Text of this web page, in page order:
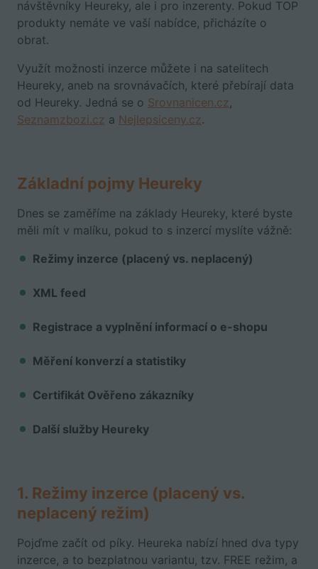
návštěvníky Heureky, ale i pro inzerenty. Pokud TOP
produkty nemáte ve vaší nabídce, přicházíte o
obrat.
Využít možnosti inzerce můžete i na satelitech
Heureky, aneb na srovnávačích, které přebírají data
od Heureky. Jedná se o Srovnanicen.cz,
Seznamzbozi.cz a Nejlepsiceny.cz.
Základní pojmy Heureky
Dnes se zaměříme na základy Heureky, které byste
měli mít v malíku, pokud to s inzercí myslíte vážně:
Režimy inzerce (placený vs. neplacený)
XML feed
Registrace a vyplnění informací o e-shopu
Měření konverzí a statistiky
Certifikát Ověřeno zákazníky
Další služby Heureky
1. Režimy inzerce (placený vs.
neplacený režim)
Pojďme začít od píky. Heureka nabízí hned dva typy
inzerce, a to bezplatnou variantu, tzv. FREE režim, a